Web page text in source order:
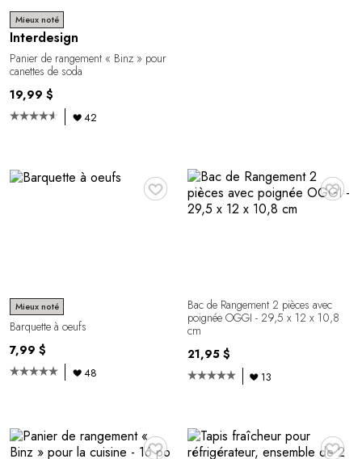
Mieux noté
Interdesign
Panier de rangement « Binz » pour
canettes de soda
19,99 $
42
♥
Mieux noté
Barquette à oeufs
7,99 $
48
♥
Bac de Rangement 2 pièces avec
poignée OGGI - 29,5 x 12 x 10,8
cm
21,95 $
13
♥ ♥